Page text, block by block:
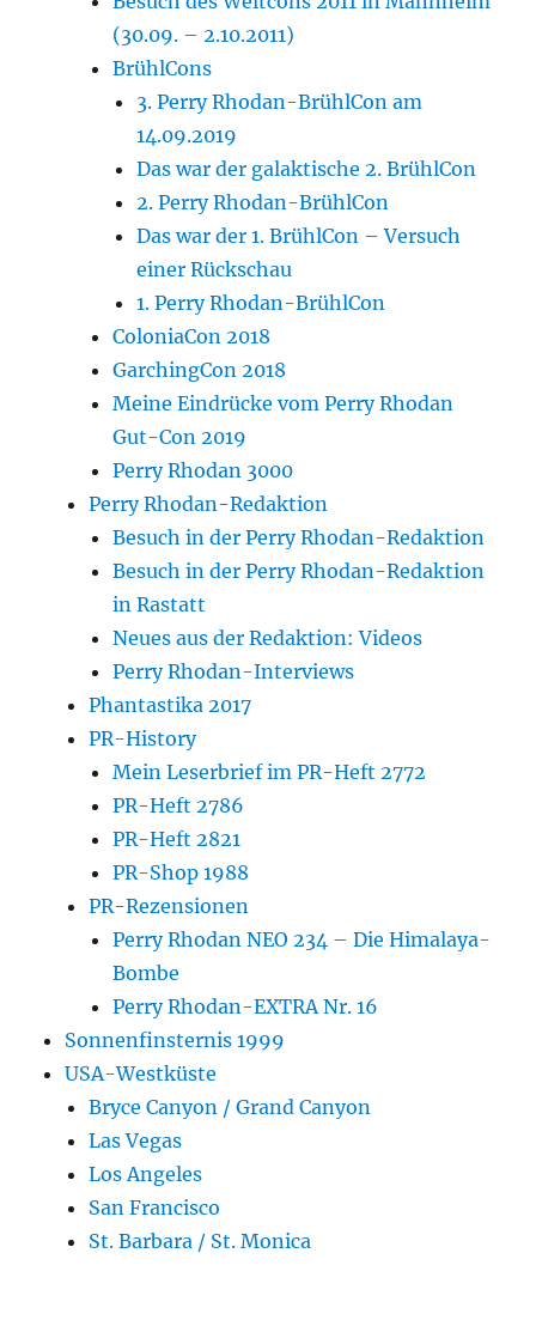
(30.09. – 2.10.2011)
BrühlCons
3. Perry Rhodan-BrühlCon am
14.09.2019
Das war der galaktische 2. BrühlCon
2. Perry Rhodan-BrühlCon
Das war der 1. BrühlCon – Versuch
einer Rückschau
1. Perry Rhodan-BrühlCon
ColoniaCon 2018
GarchingCon 2018
Meine Eindrücke vom Perry Rhodan
Gut-Con 2019
Perry Rhodan 3000
Perry Rhodan-Redaktion
Besuch in der Perry Rhodan-Redaktion
Besuch in der Perry Rhodan-Redaktion
in Rastatt
Neues aus der Redaktion: Videos
Perry Rhodan-Interviews
Phantastika 2017
PR-History
Mein Leserbrief im PR-Heft 2772
PR-Heft 2786
PR-Heft 2821
PR-Shop 1988
PR-Rezensionen
Perry Rhodan NEO 234 – Die Himalaya-
Bombe
Perry Rhodan-EXTRA Nr. 16
Sonnenfinsternis 1999
USA-Westküste
Bryce Canyon / Grand Canyon
Las Vegas
Los Angeles
San Francisco
St. Barbara / St. Monica